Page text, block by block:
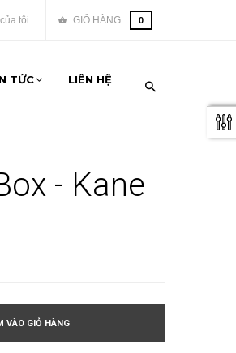
GIỎ HÀNG 0
tôi
TỨC LIÊN HỆ
- Kane
VÀO GIỎ HÀNG